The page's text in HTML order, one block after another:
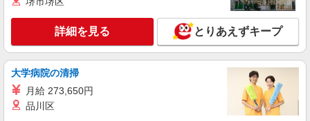
給休暇/昇給制度 時間外手当/制服貸与/携帯電話割
引 無料の健康診断/介護・育児休暇など充実★
キープ 詳細を見る
派遣社員
株式会社日本パーソナルビジネス北海道支店【HK1_324】
量販店でのスマホ販売接客スタッフ
詳細を見る とりあえずキープ
大学病院の清掃
月給 273,650円
品川区